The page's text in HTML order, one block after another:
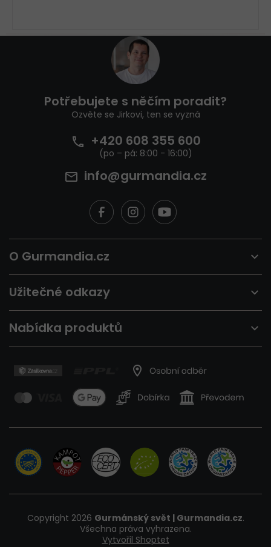
Potřebujete s něčím poradit?
Ozvěte se Jirkovi, ten se vyzná
+420 608 355 600
info@gurmandia.cz
O Gurmandia.cz
Užitečné odkazy
Nabídka produktů
Vytvořil Shoptet
Copyright 2026 Gurmánský svět | Gurmandia.cz.
Všechna práva vyhrazena.